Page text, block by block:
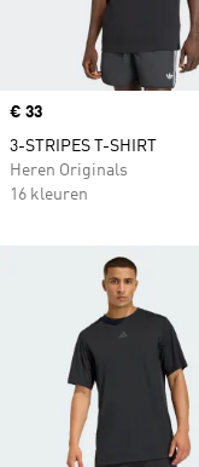
Price
€ 33
3-STRIPES T-SHIRT
Heren Originals
16 kleuren